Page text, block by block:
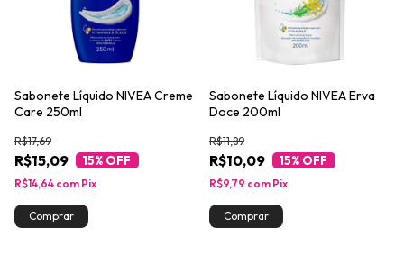
Sabonete Líquido NIVEA Creme
Care 250ml
R$15,09
R$17,69
15% OFF
R$14,64 com Pix
Sabonete Líquido NIVEA Erva
Doce 200ml
R$10,09
R$11,89
15% OFF
R$9,79 com Pix